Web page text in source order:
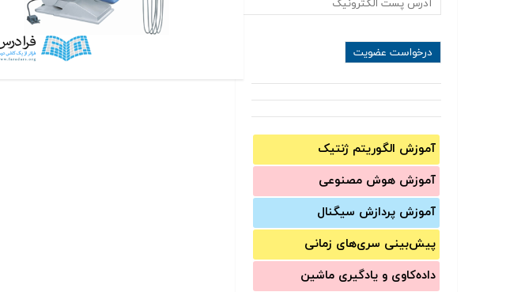
آموزش الگوریتم ژنتیک
آموزش‌ هوش مصنوعی
آموزش‌ پردازش سیگنال
پیش‌‌بینی سری‌‌های زمانی
داده‌کاوی و یادگیری ماشین